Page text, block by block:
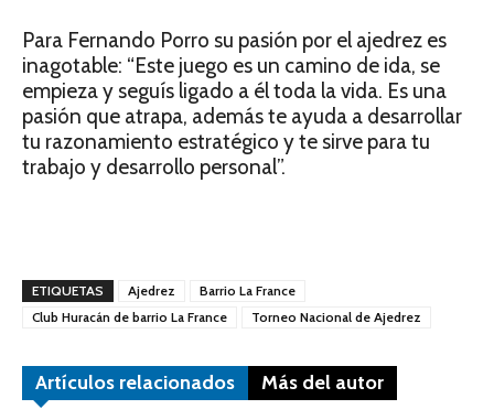
Para Fernando Porro su pasión por el ajedrez es
inagotable: “Este juego es un camino de ida, se
empieza y seguís ligado a él toda la vida. Es una
pasión que atrapa, además te ayuda a desarrollar
tu razonamiento estratégico y te sirve para tu
trabajo y desarrollo personal”.
ETIQUETAS Ajedrez
Barrio La France
Club Huracán de barrio La France
Torneo Nacional de Ajedrez
Artículos relacionados Más del autor